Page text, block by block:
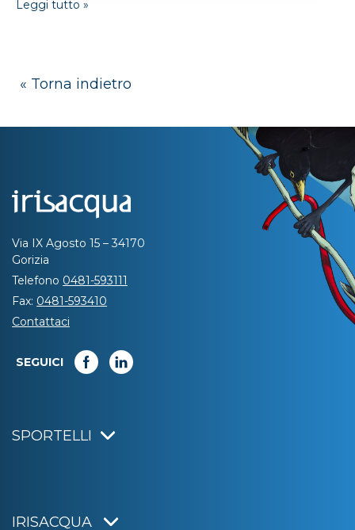
Leggi tutto »
« Torna indietro
Via IX Agosto 15 – 34170
Gorizia
Telefono 0481-593111
Fax: 0481-593410
Contattaci
SEGUICI
SPORTELLI
IRISACQUA